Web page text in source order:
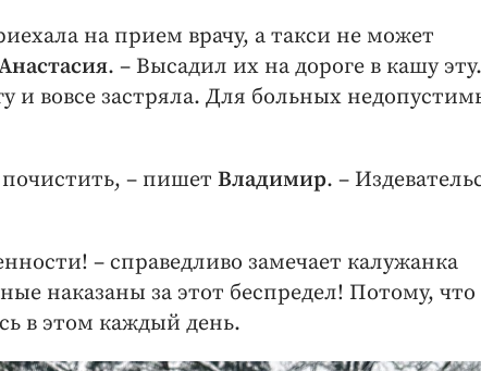
на прием врачу, а такси не может
. – Высадил их на дороге в кашу
и вовсе застряла. Для больных
– пишет Владимир. –
– справедливо замечает калужанка
наказаны за этот беспредел! Потому, что
в этом каждый день.